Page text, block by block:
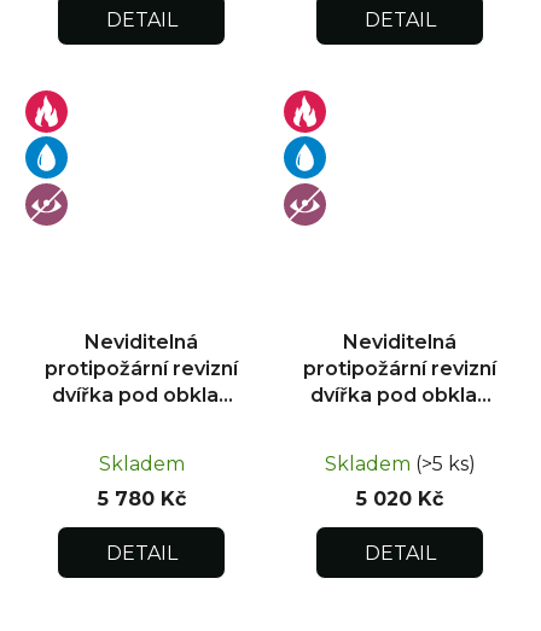
DETAIL DETAIL
Neviditelná
protipožární revizní
dvířka pod obklad
Skladem
5 780 Kč
DETAIL
Neviditelná
protipožární revizní
dvířka pod obklad
Skladem (>5 ks)
5 020 Kč
DETAIL